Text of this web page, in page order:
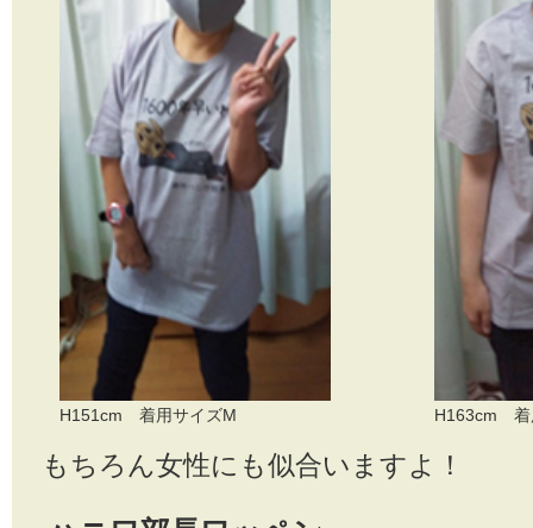
H151cm 着用サイズM H163cm 着
もちろん女性にも似合いますよ！